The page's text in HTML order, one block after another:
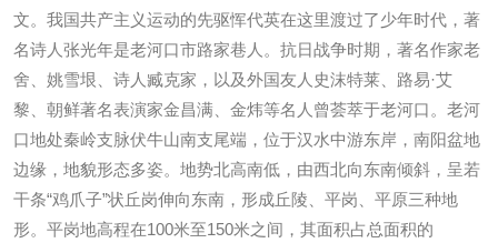
文。我国共产主义运动的先驱恽代英在这里渡过了少年时代，著
名诗人张光年是老河口市路家巷人。抗日战争时期，著名作家老
舍、姚雪垠、诗人臧克家，以及外国友人史沫特莱、路易·艾
黎、朝鲜著名表演家金昌满、金炜等名人曾荟萃于老河口。老河
口地处秦岭支脉伏牛山南支尾端，位于汉水中游东岸，南阳盆地
边缘，地貌形态多姿。地势北高南低，由西北向东南倾斜，呈若
干条“鸡爪子”状丘岗伸向东南，形成丘陵、平岗、平原三种地
形。平岗地高程在100米至150米之间，其面积占总面积的